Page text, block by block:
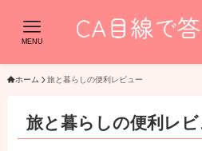
MENU
ホーム 旅と暮らしの便利レビュー
旅と暮らしの便利レビ